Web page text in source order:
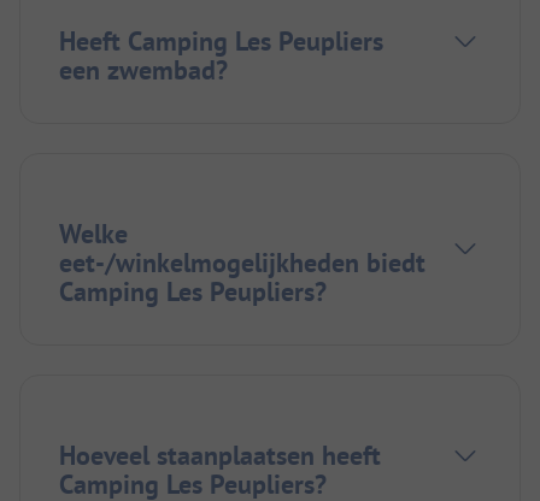
Heeft Camping Les Peupliers
een zwembad?
Welke
eet-/winkelmogelijkheden biedt
Camping Les Peupliers?
Hoeveel staanplaatsen heeft
Camping Les Peupliers?